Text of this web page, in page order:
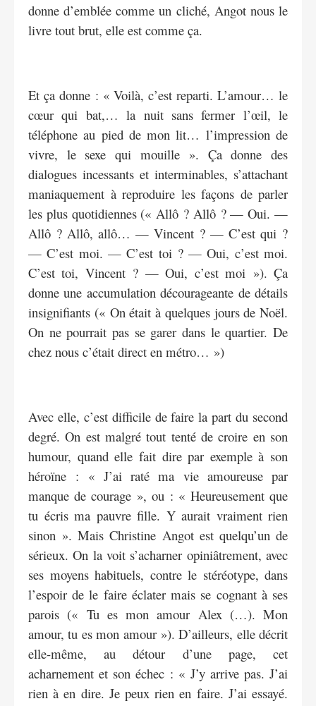
donne d’emblée comme un cliché, Angot nous le
livre tout brut, elle est comme ça.
Et ça donne : « Voilà, c’est reparti. L’amour… le
cœur qui bat,… la nuit sans fermer l’œil, le
téléphone au pied de mon lit… l’impression de
vivre, le sexe qui mouille ». Ça donne des
dialogues incessants et interminables, s’attachant
maniaquement à reproduire les façons de parler
les plus quotidiennes (« Allô ? Allô ? — Oui. —
Allô ? Allô, allô… — Vincent ? — C’est qui ?
— C’est moi. — C’est toi ? — Oui, c’est moi.
C’est toi, Vincent ? — Oui, c’est moi »). Ça
donne une accumulation décourageante de détails
insignifiants (« On était à quelques jours de Noël.
On ne pourrait pas se garer dans le quartier. De
chez nous c’était direct en métro… »)
Avec elle, c’est difficile de faire la part du second
degré. On est malgré tout tenté de croire en son
humour, quand elle fait dire par exemple à son
héroïne : « J’ai raté ma vie amoureuse par
manque de courage », ou : « Heureusement que
tu écris ma pauvre fille. Y aurait vraiment rien
sinon ». Mais Christine Angot est quelqu’un de
sérieux. On la voit s’acharner opiniâtrement, avec
ses moyens habituels, contre le stéréotype, dans
l’espoir de le faire éclater mais se cognant à ses
parois (« Tu es mon amour Alex (…). Mon
amour, tu es mon amour »). D’ailleurs, elle décrit
elle-même, au détour d’une page, cet
acharnement et son échec : « J’y arrive pas. J’ai
rien à en dire. Je peux rien en faire. J’ai essayé.